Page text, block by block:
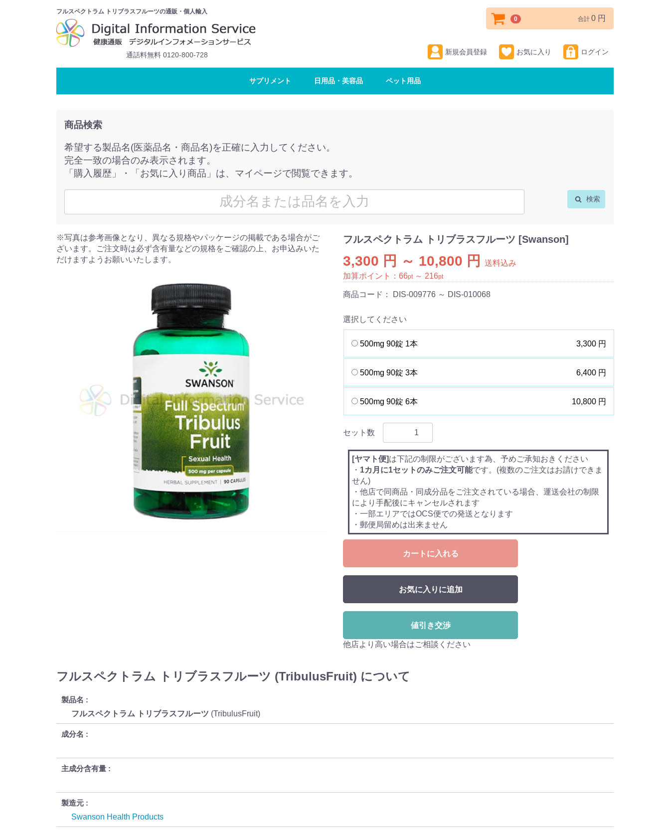
フルスペクトラム トリブラスフルーツの通販・個人輸入
通話料無料 0120-800-728 新規会員登録 お気に入り ログイン
0 合計 0 円
サプリメント 日用品・美容品 ペット用品
商品検索
希望する製品名(医薬品名・商品名)を正確に入力してください。
完全一致の場合のみ表示されます。
「購入履歴」・「お気に入り商品」は、マイページで閲覧できます。
検索
※写真は参考画像となり、異なる規格やパッケージの掲載である場合がご
ざいます。ご注文時は必ず含有量などの規格をご確認の上、お申込みいた
だけますようお願いいたします。
フルスペクトラム トリブラスフルーツ [Swanson]
3,300 円 ～ 10,800 円
送料込み
加算ポイント： 66pt ～ 216pt
商品コード： DIS-009776 ～ DIS-010068
選択してください
500mg 90錠 1本 3,300 円
500mg 90錠 3本 6,400 円
500mg 90錠 6本 10,800 円
セット数
[ヤマト便]は下記の制限がございます為、予めご承知おきください
・ 1カ月に1セットのみご注文可能です。(複数のご注文はお請けできま
せん)
・他店で同商品・同成分品をご注文されている場合、運送会社の制限
により手配後にキャンセルされます
・一部エリアではOCS便での発送となります
・郵便局留めは出来ません
カートに入れる
お気に入りに追加
値引き交渉
他店より高い場合はご相談ください
フルスペクトラム トリブラスフルーツ (TribulusFruit) について
製品名
フルスペクトラム トリブラスフルーツ (TribulusFruit)
成分名
主成分含有量
製造元
Swanson Health Products